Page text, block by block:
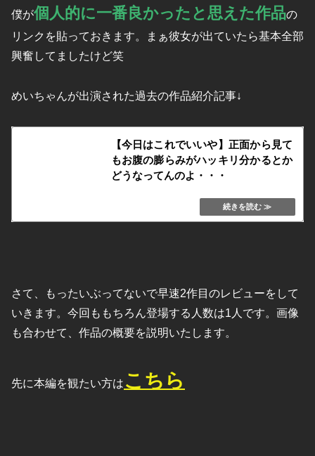
僕が個人的に一番良かったと思えた作品の
リンクを貼っておきます。まぁ彼女が出ていたら基本全部
興奮してましたけど笑
めいちゃんが出演された過去の作品紹介記事↓
【今日はこれでいいや】正面から見て
もお腹の膨らみがハッキリ分かるとか
どうなってんのよ・・・
さて、もったいぶってないで早速2作目のレビューをして
いきます。今回ももちろん登場する人数は1人です。画像
も合わせて、作品の概要を説明いたします。
先に本編を観たい方は こちら